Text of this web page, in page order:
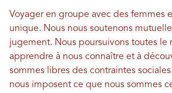
Voyager en groupe avec des femmes
unique. Nous nous soutenons
jugement. Nous poursuivons toutes le
apprendre à nous connaître et à
sommes libres des contraintes
nous imposent ce que nous sommes